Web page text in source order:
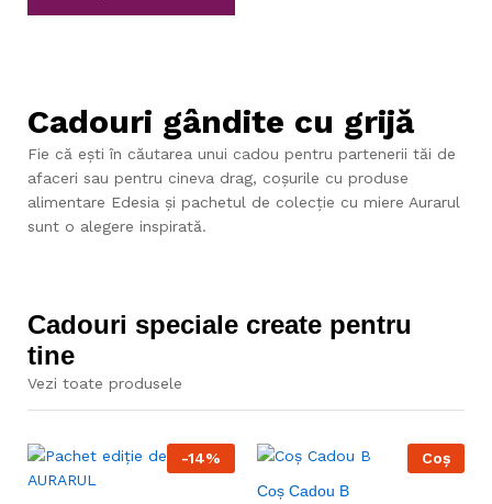
Cadouri gândite cu grijă
Fie că ești în căutarea unui cadou pentru partenerii tăi de
afaceri sau pentru cineva drag, coșurile cu produse
alimentare Edesia și pachetul de colecție cu miere Aurarul
sunt o alegere inspirată.
Cadouri speciale create pentru
tine
Vezi toate produsele
-14%
Coș
Coș Cadou B